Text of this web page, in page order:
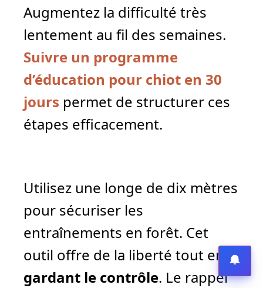
Augmentez la difficulté très
lentement au fil des semaines.
Suivre un programme
d’éducation pour chiot en 30
jours permet de structurer ces
étapes efficacement.
Utilisez une longe de dix mètres
pour sécuriser les
entraînements en forêt. Cet
outil offre de la liberté tout en
gardant le contrôle. Le rappel